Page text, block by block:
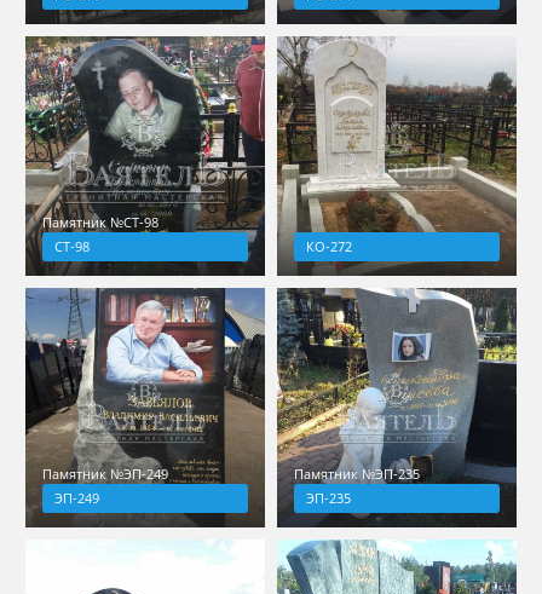
Памятник №СТ-98
СТ-98
КО-272
Памятник №ЭП-249
ЭП-249
Памятник №ЭП-235
ЭП-235